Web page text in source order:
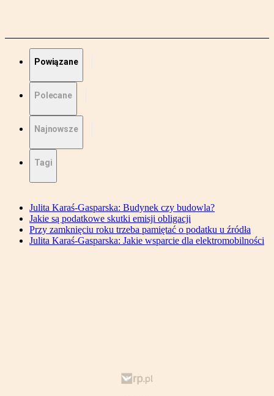
Powiązane
Polecane
Najnowsze
Tagi
Julita Karaś-Gasparska: Budynek czy budowla?
Jakie są podatkowe skutki emisji obligacji
Przy zamknięciu roku trzeba pamiętać o podatku u źródła
Julita Karaś-Gasparska: Jakie wsparcie dla elektromobilności